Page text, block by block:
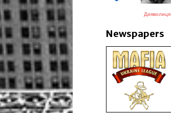
Дияволиця
Newspapers